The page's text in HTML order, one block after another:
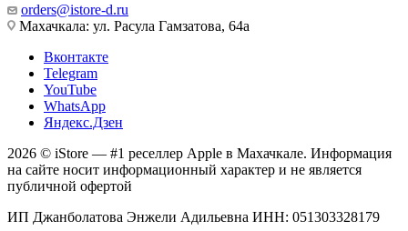
orders@istore-d.ru
Махачкала: ул. Расула Гамзатова, 64а
Вконтакте
Telegram
YouTube
WhatsApp
Яндекс.Дзен
2026 © iStore — #1 реселлер Apple в Махачкале. Информация
на сайте носит информационный характер и не является
публичной офертой
ИП Джанболатова Энжели Адильевна ИНН: 051303328179